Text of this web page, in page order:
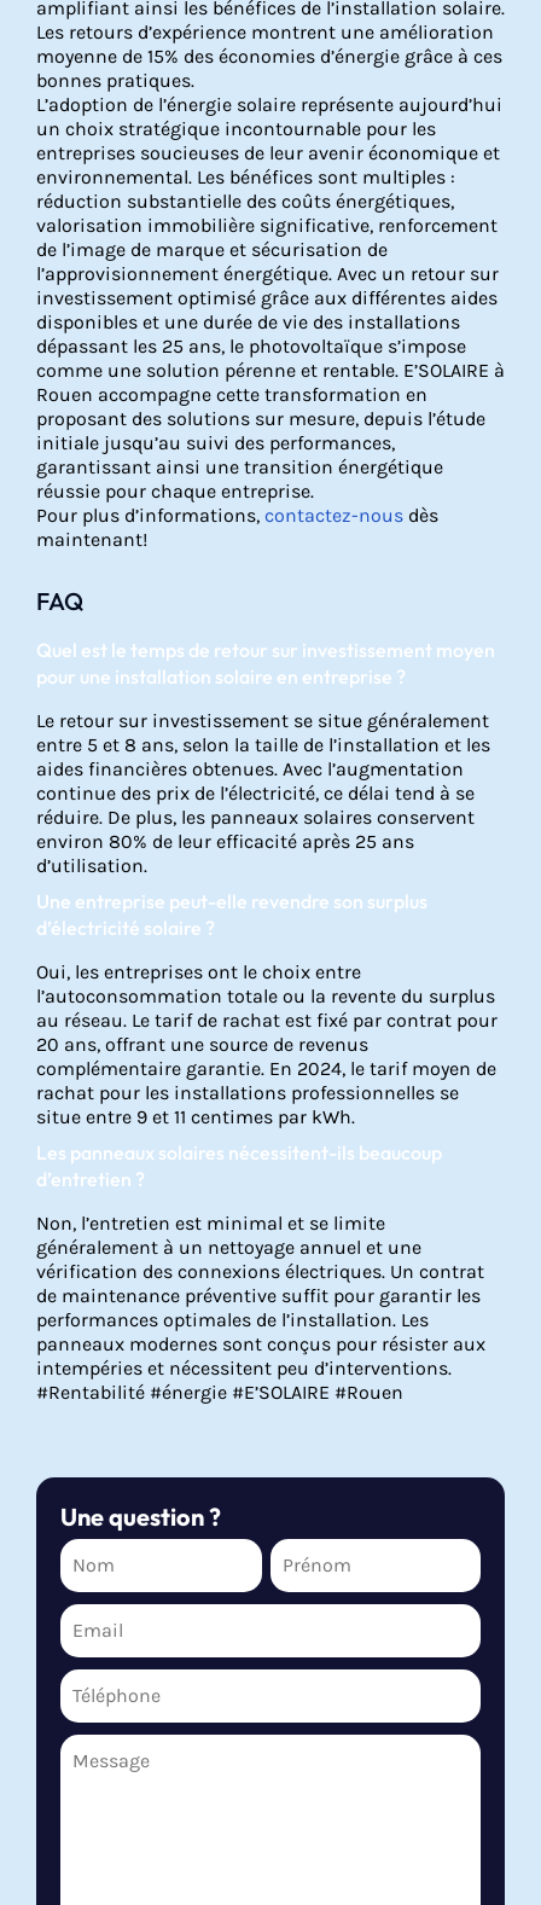
amplifiant ainsi les bénéfices de l’installation solaire.
Les retours d’expérience montrent une amélioration
moyenne de 15% des économies d’énergie grâce à ces
bonnes pratiques.
L’adoption de l’énergie solaire représente aujourd’hui
un choix stratégique incontournable pour les
entreprises soucieuses de leur avenir économique et
environnemental. Les bénéfices sont multiples :
réduction substantielle des coûts énergétiques,
valorisation immobilière significative, renforcement
de l’image de marque et sécurisation de
l’approvisionnement énergétique. Avec un retour sur
investissement optimisé grâce aux différentes aides
disponibles et une durée de vie des installations
dépassant les 25 ans, le photovoltaïque s’impose
comme une solution pérenne et rentable. E’SOLAIRE à
Rouen accompagne cette transformation en
proposant des solutions sur mesure, depuis l’étude
initiale jusqu’au suivi des performances,
garantissant ainsi une transition énergétique
réussie pour chaque entreprise.
Pour plus d’informations, contactez-nous dès
maintenant!
FAQ
Quel est le temps de retour sur investissement moyen
pour une installation solaire en entreprise ?
Le retour sur investissement se situe généralement
entre 5 et 8 ans, selon la taille de l’installation et les
aides financières obtenues. Avec l’augmentation
continue des prix de l’électricité, ce délai tend à se
réduire. De plus, les panneaux solaires conservent
environ 80% de leur efficacité après 25 ans
d’utilisation.
Une entreprise peut-elle revendre son surplus
d’électricité solaire ?
Oui, les entreprises ont le choix entre
l’autoconsommation totale ou la revente du surplus
au réseau. Le tarif de rachat est fixé par contrat pour
20 ans, offrant une source de revenus
complémentaire garantie. En 2024, le tarif moyen de
rachat pour les installations professionnelles se
situe entre 9 et 11 centimes par kWh.
Les panneaux solaires nécessitent-ils beaucoup
d’entretien ?
Non, l’entretien est minimal et se limite
généralement à un nettoyage annuel et une
vérification des connexions électriques. Un contrat
de maintenance préventive suffit pour garantir les
performances optimales de l’installation. Les
panneaux modernes sont conçus pour résister aux
intempéries et nécessitent peu d’interventions.
#Rentabilité #énergie #E’SOLAIRE #Rouen
Une question ?